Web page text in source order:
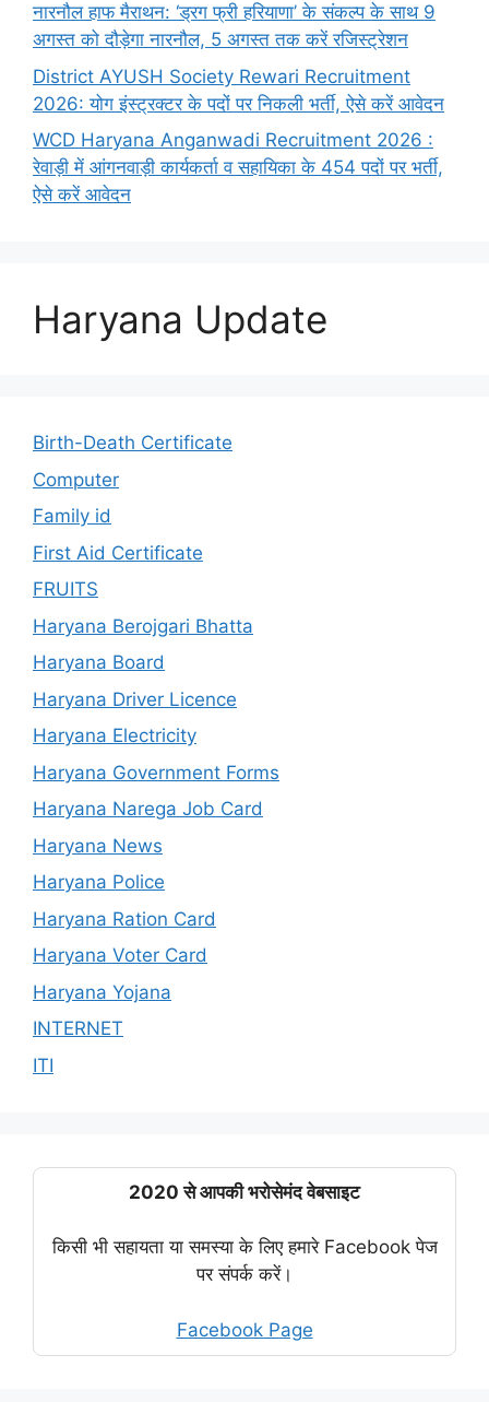
नारनौल हाफ मैराथन: ‘ड्रग फ्री हरियाणा’ के संकल्प के साथ 9
अगस्त को दौड़ेगा नारनौल, 5 अगस्त तक करें रजिस्ट्रेशन
District AYUSH Society Rewari Recruitment
2026: योग इंस्ट्रक्टर के पदों पर निकली भर्ती, ऐसे करें आवेदन
WCD Haryana Anganwadi Recruitment 2026 :
रेवाड़ी में आंगनवाड़ी कार्यकर्ता व सहायिका के 454 पदों पर भर्ती,
ऐसे करें आवेदन
Haryana Update
Birth-Death Certificate
Computer
Family id
First Aid Certificate
FRUITS
Haryana Berojgari Bhatta
Haryana Board
Haryana Driver Licence
Haryana Electricity
Haryana Government Forms
Haryana Narega Job Card
Haryana News
Haryana Police
Haryana Ration Card
Haryana Voter Card
Haryana Yojana
INTERNET
ITI
2020 से आपकी भरोसेमंद वेबसाइट
किसी भी सहायता या समस्या के लिए हमारे Facebook पेज
पर संपर्क करें।
Facebook Page